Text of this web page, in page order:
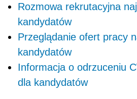
Rozmowa rekrutacyjna
kandydatów
Przeglądanie ofert pracy
kandydatów
Informacja o odrzuceniu
dla kandydatów